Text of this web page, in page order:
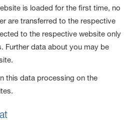
is loaded for the first time, no
are transferred to the respective
to the respective website only
Further data about you may be
this data processing on the